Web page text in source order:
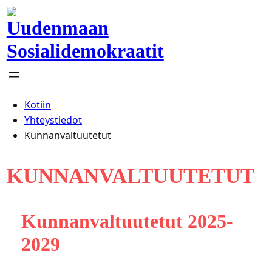
Siirry
sisältöön
Uudenmaan
Sosialidemokraatit
Kotiin
Yhteystiedot
Kunnanvaltuutetut
KUNNANVALTUUTETUT
Kunnanvaltuutetut 2025-
2029